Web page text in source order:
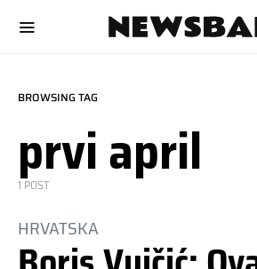
BROWSING TAG
prvi april
1 POST
HRVATSKA